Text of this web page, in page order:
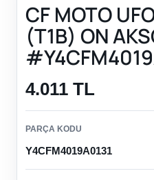
CF MOTO
(T1B) ON
4.011 TL
PARÇA KODU
Y4CFM4019A0131